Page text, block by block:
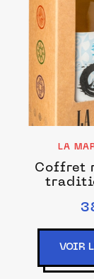
LA
Coffret
VOIR